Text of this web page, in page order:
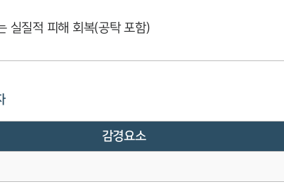
실질적 피해 회복(공탁 포함)
감경요소